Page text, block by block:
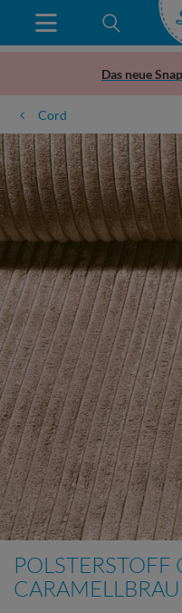
Das neue
Cord